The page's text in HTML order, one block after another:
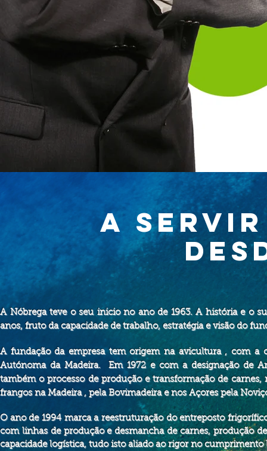
A
A Nóbrega teve o seu inicio no ano de 1963. A história e o
anos, fruto da capacidade de trabalho, estratégia e visão do
A fundação da empresa tem origem na avicultura , com a
Autónoma da Madeira. Em 1972 e com a designação de
também o processo de produção e transformação de
frangos na Madeira , pela Bovimadeira e nos Açores pela
O ano de 1994 marca areestruturaçãodo entreposto
com linhas de produção e desmancha de carnes, produção
capacidade logística, tudo isto aliado ao rigor no